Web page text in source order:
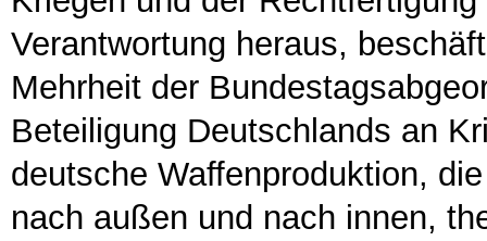
Verantwortung heraus,
Mehrheit der
Beteiligung Deutschlands an
deutsche Waffenproduktion,
nach außen und nach innen,